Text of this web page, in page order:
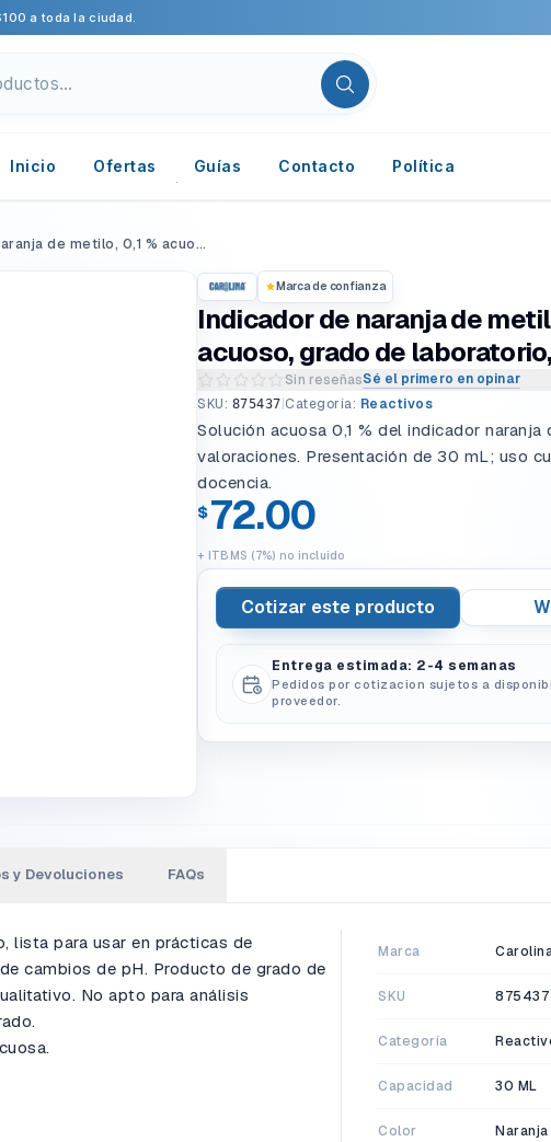
a toda la ciudad.
Inicio Ofertas Guías Contacto Política
Indicador de naranja de metilo, 0,1 % acuoso, grado de laboratorio, 30 mL
Marca de confianza
Indicador de naranja de
acuoso, grado de
Sin reseñasSé el primero en opinar
Escribir una reseña del producto
SKU: 875437 Categoría: Reactivos
Solución acuosa 0,1 % del indicador naranja
valoraciones. Presentación de 30 mL; uso
docencia.
$72.00
+ ITBMS (7%) no incluido
Cotizar este producto
Entrega estimada: 2-4 semanas
Pedidos por cotizacion sujetos a
proveedor.
y Devoluciones FAQs
lista para usar en prácticas de
cambios de pH. Producto de grado de
No apto para análisis
Marca
SKU 875437
Categoría
Capacidad 30 ML
Color Naranja